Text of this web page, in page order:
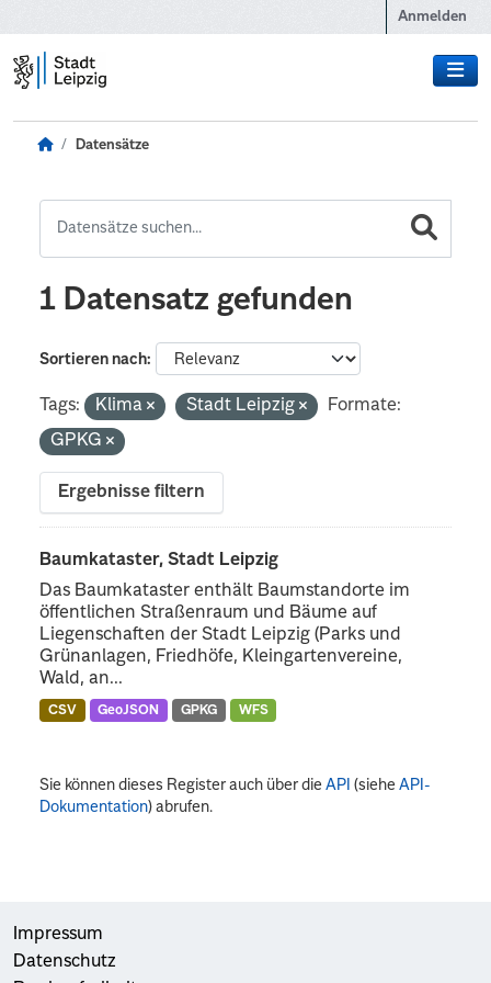
Anmelden
Datensätze
1 Datensatz gefunden
Sortieren nach
Tags: Klima Stadt Leipzig
Formate:
GPKG
Ergebnisse filtern
Baumkataster, Stadt Leipzig
Das Baumkataster enthält Baumstandorte im
öffentlichen Straßenraum und Bäume auf
Liegenschaften der Stadt Leipzig (Parks und
Grünanlagen, Friedhöfe, Kleingartenvereine,
Wald, an...
CSV GeoJSON GPKG WFS
Sie können dieses Register auch über dieAPI (sieheAPI-
Dokumentation) abrufen.
Impressum
Datenschutz